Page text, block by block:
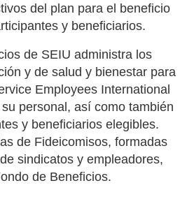
del plan para el beneficio
y beneficiarios.
de SEIU administra los
y de salud y bienestar para
Employees International
personal, así como también
y beneficiarios elegibles.
de Fideicomisos, formadas
sindicatos y empleadores,
de Beneficios.